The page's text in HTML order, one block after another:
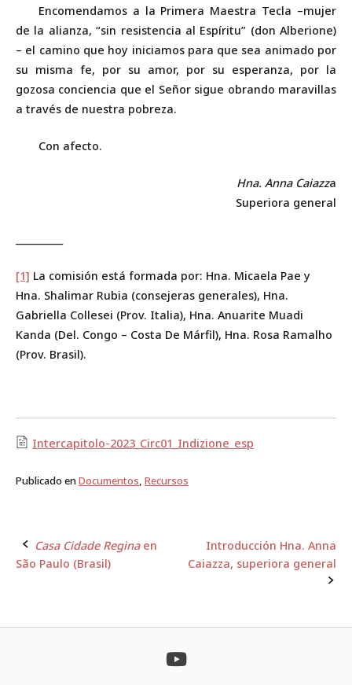
Encomendamos a la Primera Maestra Tecla –mujer
de la alianza, “sin resistencia al Espíritu” (don Alberione)
– el camino que hoy iniciamos para que sea animado por
su misma fe, por su amor, por su esperanza, por la
gozosa conciencia que el Señor sigue obrando maravillas
a través de nuestra pobreza.
Con afecto.
Hna. Anna Caiazza
Superiora general
[1] La comisión está formada por: Hna. Micaela Pae y
Hna. Shalimar Rubia (consejeras generales), Hna.
Gabriella Collesei (Prov. Italia), Hna. Anuarite Muadi
Kanda (Del. Congo – Costa De Márfil), Hna. Rosa Ramalho
(Prov. Brasil).
Intercapitolo-2023_Circ01_Indizione_esp
Publicado enDocumentos, Recursos
Navegación
Casa Cidade Reginaen
São Paulo (Brasil)
Introducción Hna. Anna
Caiazza, superiora general